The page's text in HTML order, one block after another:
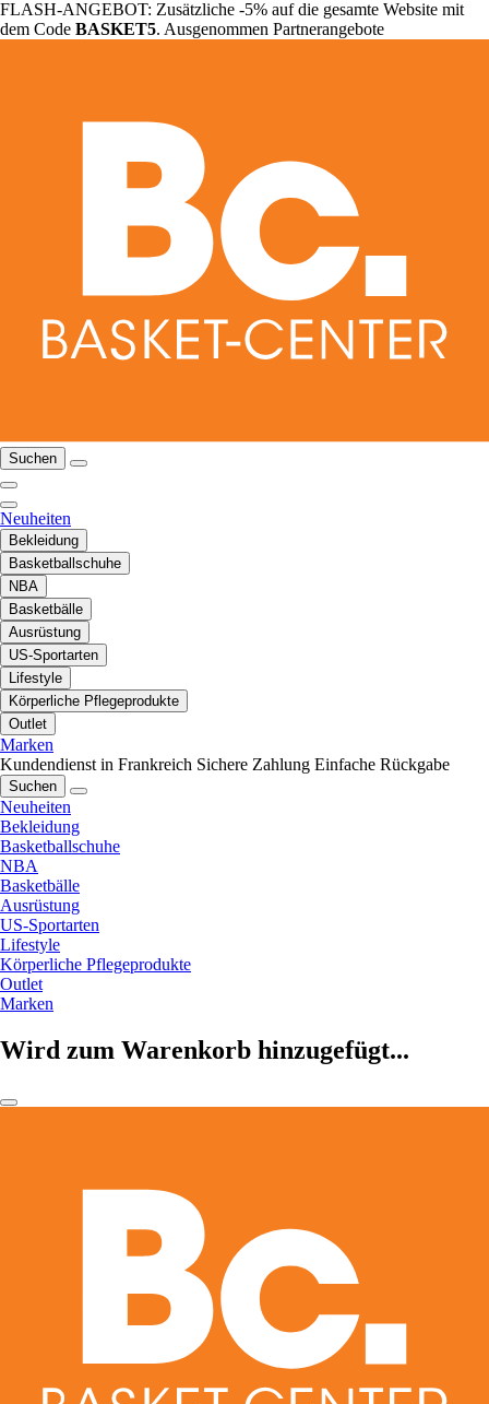
FLASH-ANGEBOT: Zusätzliche -5% auf die gesamte Website mit
dem Code BASKET5. Ausgenommen Partnerangebote
Suchen
Neuheiten
Bekleidung
Basketballschuhe
NBA
Basketbälle
Ausrüstung
US-Sportarten
Lifestyle
Körperliche Pflegeprodukte
Outlet
Marken
Kundendienst in Frankreich Sichere Zahlung Einfache Rückgabe
Suchen
Neuheiten
Bekleidung
Basketballschuhe
NBA
Basketbälle
Ausrüstung
US-Sportarten
Lifestyle
Körperliche Pflegeprodukte
Outlet
Marken
Wird zum Warenkorb hinzugefügt...